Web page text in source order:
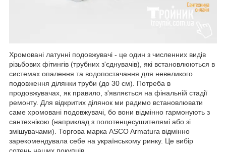
Хромовані латунні подовжувачі - це один з численних видів
різьбових фітингів (трубних з'єднувачів), які встановлюються в
системах опалення та водопостачання для невеликого
подовження ділянки труби (до 30 см). Потреба в
продовжувачах, як правило, з'являється на фінальній стадії
ремонту. Для відкритих ділянок ми радимо встановлювати
саме хромовані подовжувачі, бо вони відмінно гармонують з
сантехнікою (наприклад з полотенцесушителямі або зі
змішувачами). Торгова марка ASCO Armatura відмінно
зарекомендувала себе на українському ринку. Це вибір